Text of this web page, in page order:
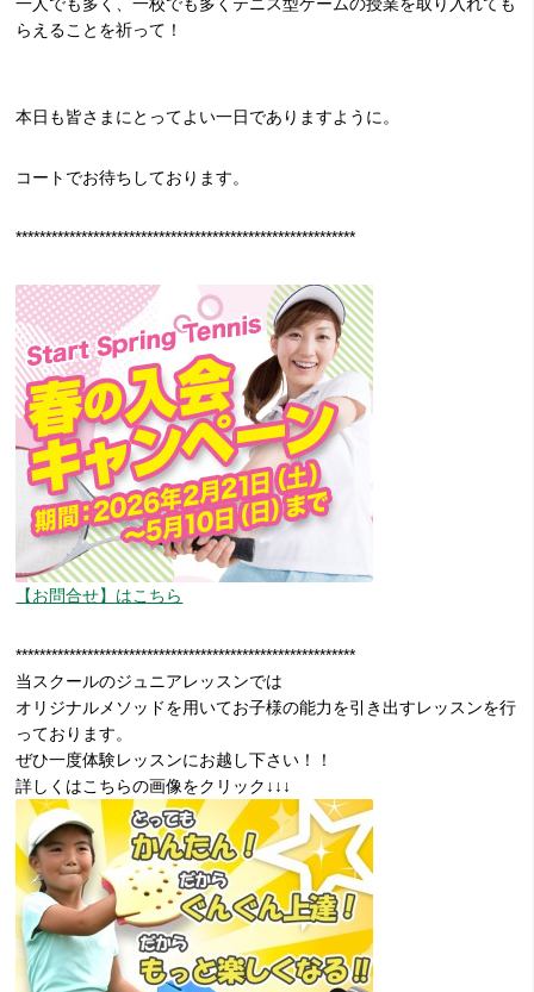
一人でも多く、一校でも多くテニス型ゲームの授業を取り入れても
らえることを祈って！
本日も皆さまにとってよい一日でありますように。
コートでお待ちしております。
*********************************************************
【お問合せ】はこちら
*********************************************************
当スクールのジュニアレッスンでは
オリジナルメソッドを用いてお子様の能力を引き出すレッスンを行
っております。
ぜひ一度体験レッスンにお越し下さい！！
詳しくはこちらの画像をクリック↓↓↓